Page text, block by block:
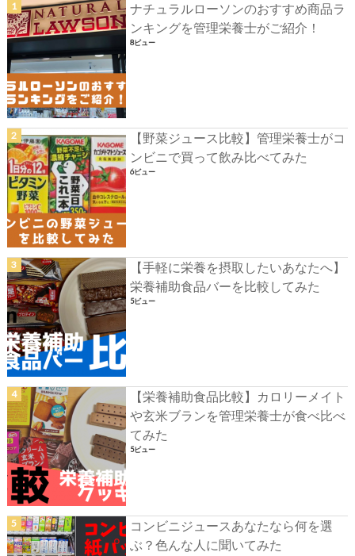
ナチュラルローソンのおすすめ商品ラ
ンキングを管理栄養士がご紹介！
8ビュー
【野菜ジュース比較】管理栄養士がコ
ンビニで買って飲み比べてみた
6ビュー
【手軽に栄養を摂取したいあなたへ】
栄養補助食品バーを比較してみた
5ビュー
【栄養補助食品比較】カロリーメイト
や玄米ブランを管理栄養士が食べ比べ
てみた
5ビュー
コンビニジュースあなたなら何を選
ぶ？色んな人に聞いてみた